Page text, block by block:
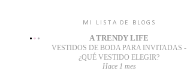
MI LISTA DE BLOGS
A TRENDY LIFE
VESTIDOS DE BODA PARA INVITADAS -
¿QUÉ VESTIDO ELEGIR?
Hace 1 mes